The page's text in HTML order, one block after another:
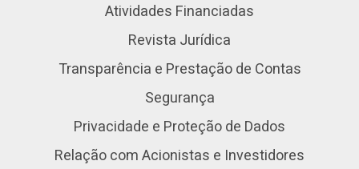
Atividades Financiadas
Revista Jurídica
Transparência e Prestação de Contas
Segurança
Privacidade e Proteção de Dados
Relação com Acionistas e Investidores